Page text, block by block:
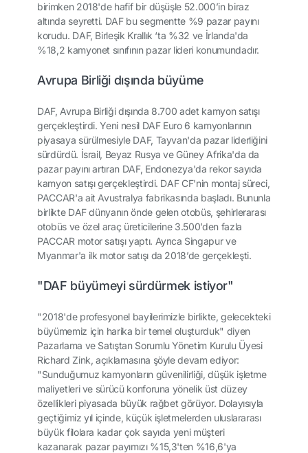
birimken 2018'de hafif bir düşüşle 52.000’in biraz
altında seyretti. DAF bu segmentte %9 pazar payını
korudu. DAF, Birleşik Krallık ‘ta %32 ve İrlanda'da
%18,2 kamyonet sınıfının pazar lideri konumundadır.
Avrupa Birliği dışında büyüme
DAF, Avrupa Birliği dışında 8.700 adet kamyon satışı
gerçekleştirdi. Yeni nesil DAF Euro 6 kamyonlarının
piyasaya sürülmesiyle DAF, Tayvan'da pazar liderliğini
sürdürdü. İsrail, Beyaz Rusya ve Güney Afrika'da da
pazar payını artıran DAF, Endonezya'da rekor sayıda
kamyon satışı gerçekleştirdi. DAF CF'nin montaj süreci,
PACCAR'a ait Avustralya fabrikasında başladı. Bununla
birlikte DAF dünyanın önde gelen otobüs, şehirlerarası
otobüs ve özel araç üreticilerine 3.500’den fazla
PACCAR motor satışı yaptı. Ayrıca Singapur ve
Myanmar'a ilk motor satışı da 2018’de gerçekleşti.
"DAF büyümeyi sürdürmek istiyor"
"2018'de profesyonel bayilerimizle birlikte, gelecekteki
büyümemiz için harika bir temel oluşturduk" diyen
Pazarlama ve Satıştan Sorumlu Yönetim Kurulu Üyesi
Richard Zink, açıklamasına şöyle devam ediyor:
"Sunduğumuz kamyonların güvenilirliği, düşük işletme
maliyetleri ve sürücü konforuna yönelik üst düzey
özellikleri piyasada büyük rağbet görüyor. Dolayısıyla
geçtiğimiz yıl içinde, küçük işletmelerden uluslararası
büyük filolara kadar çok sayıda yeni müşteri
kazanarak pazar payımızı %15,3'ten %16,6'ya